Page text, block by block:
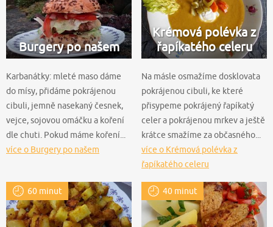
Burgery po našem
Karbanátky: mleté maso dáme
do mísy, přidáme pokrájenou
cibuli, jemně nasekaný česnek,
vejce, sojovou omáčku a koření
dle chuti. Pokud máme koření...
více o Burgery po našem
Krémová polévka z
řapíkatého celeru
Na másle osmažíme dosklovata
pokrájenou cibuli, ke které
přisypeme pokrájený řapíkatý
celer a pokrájenou mrkev a ještě
krátce smažíme za občasného...
více o Krémová polévka z
řapíkatého celeru
60 minut 40 minut